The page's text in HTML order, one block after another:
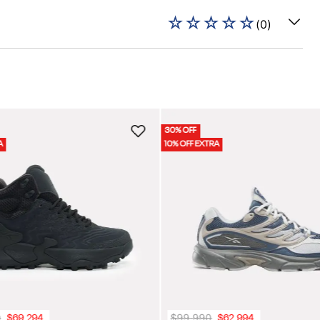
☆☆☆☆☆(0)
$69.294
30% OFF
10% OFF EXTRA
$99.990 $62.994